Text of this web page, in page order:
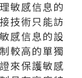
敏感信息的
技術只能訪
感信息的設
較高的單獨
來保護敏感